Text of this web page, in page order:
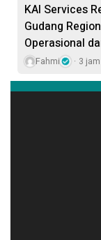
KAI Services
Gudang
Operasional
Fahmi 3 jam